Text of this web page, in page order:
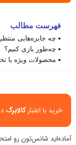
فهرست مطالب
چه جایزه‌هایی
چه‌طور بازی کنیم؟
محصولات ویژه با
خرید با اعتبارکالابرگ
آماده‌اید شانس‌تون رو